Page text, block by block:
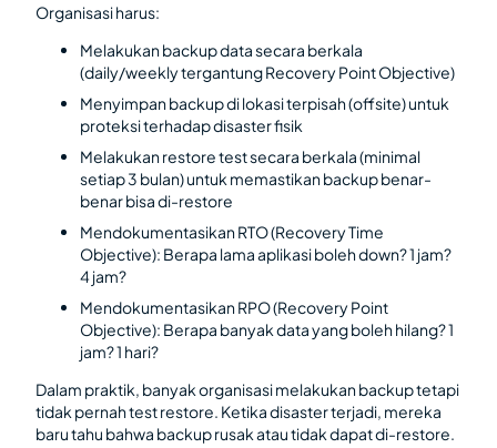
Organisasi harus:
Melakukan backup data secara berkala
(daily/weekly tergantung Recovery Point Objective)
Menyimpan backup di lokasi terpisah (offsite) untuk
proteksi terhadap disaster fisik
Melakukan restore test secara berkala (minimal
setiap 3 bulan) untuk memastikan backup benar-
benar bisa di-restore
Mendokumentasikan RTO (Recovery Time
Objective): Berapa lama aplikasi boleh down? 1 jam?
4 jam?
Mendokumentasikan RPO (Recovery Point
Objective): Berapa banyak data yang boleh hilang? 1
jam? 1 hari?
Dalam praktik, banyak organisasi melakukan backup tetapi
tidak pernah test restore. Ketika disaster terjadi, mereka
baru tahu bahwa backup rusak atau tidak dapat di-restore.